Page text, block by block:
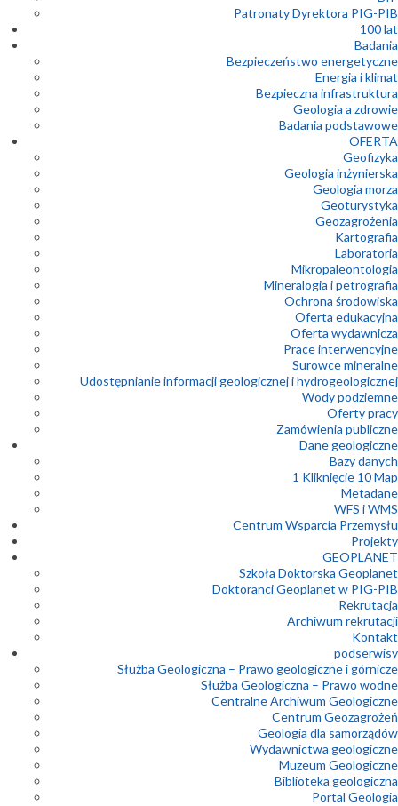
Patronaty Dyrektora PIG-PIB
100 lat
Badania
Bezpieczeństwo energetyczne
Energia i klimat
Bezpieczna infrastruktura
Geologia a zdrowie
Badania podstawowe
OFERTA
Geofizyka
Geologia inżynierska
Geologia morza
Geoturystyka
Geozagrożenia
Kartografia
Laboratoria
Mikropaleontologia
Mineralogia i petrografia
Ochrona środowiska
Oferta edukacyjna
Oferta wydawnicza
Prace interwencyjne
Surowce mineralne
Udostępnianie informacji geologicznej i hydrogeologicznej
Wody podziemne
Oferty pracy
Zamówienia publiczne
Dane geologiczne
Bazy danych
1 Kliknięcie 10 Map
Metadane
WFS i WMS
Centrum Wsparcia Przemysłu
Projekty
GEOPLANET
Szkoła Doktorska Geoplanet
Doktoranci Geoplanet w PIG-PIB
Rekrutacja
Archiwum rekrutacji
Kontakt
podserwisy
Służba Geologiczna – Prawo geologiczne i górnicze
Służba Geologiczna – Prawo wodne
Centralne Archiwum Geologiczne
Centrum Geozagrożeń
Geologia dla samorządów
Wydawnictwa geologiczne
Muzeum Geologiczne
Biblioteka geologiczna
Portal Geologia